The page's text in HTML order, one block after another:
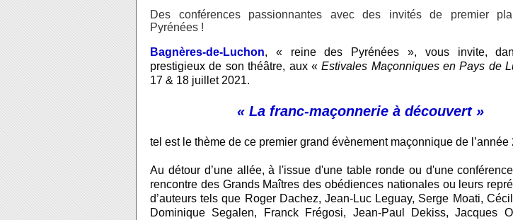
Des conférences passionnantes avec des invités de premier
Pyrénées !
Bagnères-de-Luchon, « reine des Pyrénées », vous invite,
prestigieux de son théâtre, aux « Estivales Maçonniques en Pays de
17 & 18 juillet 2021.
« La franc-maçonnerie à découvert »
tel est le thème de ce premier grand évènement maçonnique de l’année
Au détour d’une allée, à l'issue d'une table ronde ou d'une
rencontre des Grands Maîtres des obédiences nationales ou leurs
d’auteurs tels que Roger Dachez, Jean-Luc Leguay, Serge Moati,
Dominique Segalen, Franck Frégosi, Jean-Paul Dekiss, Jacques